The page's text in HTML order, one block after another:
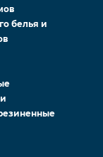
белья и